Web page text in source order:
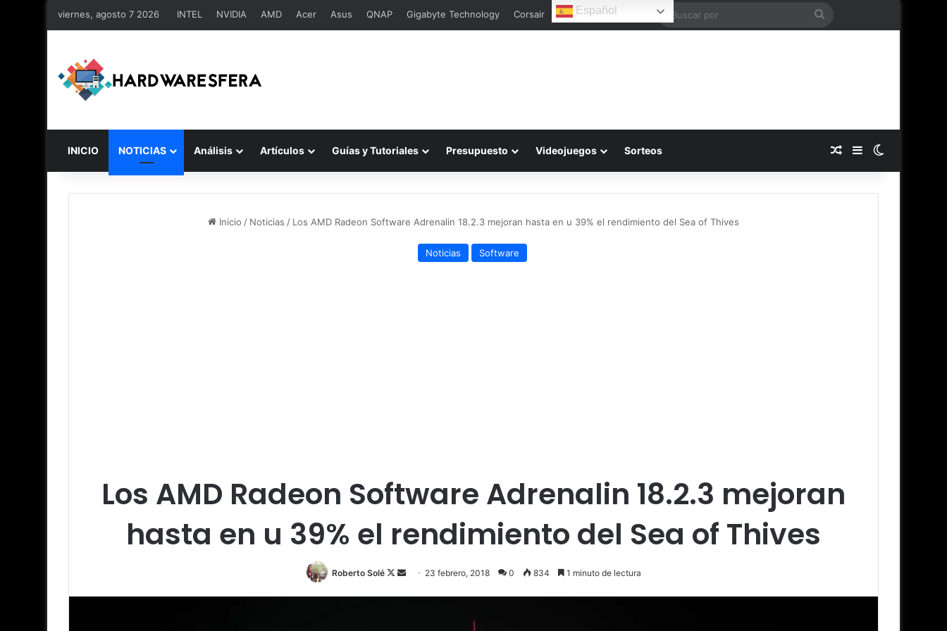
viernes, agosto 7 2026 INTEL NVIDIA AMD Acer Asus QNAP Gigabyte Technology Corsair Español
Buscar
INICIO NOTICIAS Análisis Artículos Guías y Tutoriales Presupuesto Videojuegos Sorteos Publicación al azar
Barra lateral
Inicio / Noticias / Los AMD Radeon Software Adrenalin 18.2.3 mejoran hasta en u 39% el rendimiento del Sea of Thives
Noticias Software
Los AMD Radeon Software Adrenalin 18.2.3 mejoran
hasta en u 39% el rendimiento del Sea of Thives
Roberto Solé
F S
23 febrero, 2018 0 834 1 minuto de lectura